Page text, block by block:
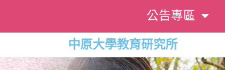
公告專區
中原大學教育研究所